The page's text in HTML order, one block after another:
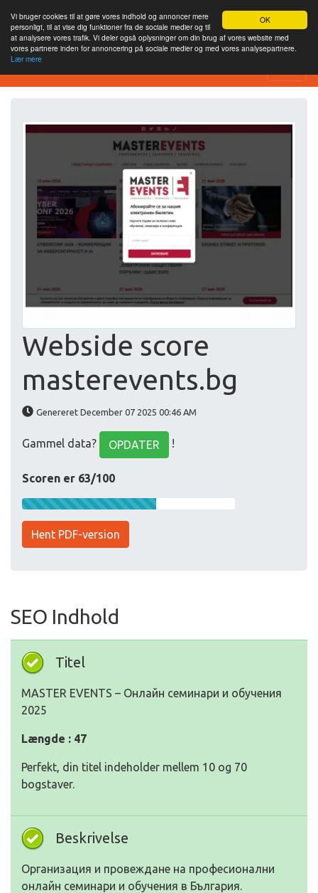
OK
Vi bruger cookies til at gøre vores indhold og annoncer mere
personligt, til at vise dig funktioner fra de sociale medier og til
at analysere vores trafik. Vi deler også oplysninger om din brug af vores website med
vores partnere inden for annoncering på sociale medier og med vores analysepartnere.
Lær mere
Værktøj til webstedsanalyse
Webside score
masterevents.bg
Genereret December 07 2025 00:46 AM
Gammel data? OPDATER !
Scoren er 63/100
Hent PDF-version
SEO Indhold
Titel
MASTER EVENTS – Онлайн семинари и обучения
2025
Længde : 47
Perfekt, din titel indeholder mellem 10 og 70
bogstaver.
Beskrivelse
Организация и провеждане на професионални
онлайн семинари и обучения в България.